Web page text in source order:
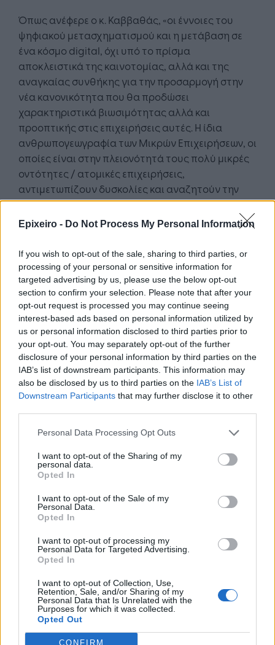
Epixeiro - Do Not Process My Personal Information
If you wish to opt-out of the sale, sharing to third parties, or
processing of your personal or sensitive information for
targeted advertising by us, please use the below opt-out
section to confirm your selection. Please note that after your
opt-out request is processed you may continue seeing
interest-based ads based on personal information utilized by
us or personal information disclosed to third parties prior to
your opt-out. You may separately opt-out of the further
disclosure of your personal information by third parties on the
IAB’s list of downstream participants. This information may
also be disclosed by us to third parties on the IAB’s List of
Downstream Participants that may further disclose it to other
Personal Data Processing Opt Outs
I want to opt-out of the Sharing of my
personal data.
Opted In
I want to opt-out of the Sale of my
Personal Data.
Opted In
I want to opt-out of processing my
Personal Data for Targeted Advertising.
Opted In
I want to opt-out of Collection, Use,
Retention, Sale, and/or Sharing of my
Personal Data that Is Unrelated with the
Purposes for which it was collected.
Opted Out
CONFIRM
Όπως ανέφερε ο κ. Καββαθάς, «οι έννοιες του
ψηφιακού μετασχηματισμού και η μετάβαση σε
ένα κόσμο digital, όχι υπό το πρίσμα
αποκλειστικά της καινοτομίας, αλλά και της
αναγκαίας συνθήκης για την προσαρμογή στην
νέα κανονικότητα που θα προδώσει
χαρακτηριστικά βιωσιμότητας αλλά και
προοπτικής στις επιχειρήσεις αυτές. Η ίδια
ανθρωπογεωγραφία των Μικρών Επιχειρήσεων, οι
οποίες είναι στην πλειονότητά τους πολύ μικρές
οντότητες / ατομικές επιχειρήσεις,
αντιμετωπίζουν δυσκολίες και αναζητούν την
μεγέθυνσή τους μέσω Ιδίας ανάπτυξης ή
συγχωνεύσεων προκειμένου να αποκτήσουν
σημαντικά την εξωστρέφεια τους».
Ο κ. Καββαθάς ανέφερε ότι «για να ενισχυθεί η
πρόσβαση των επιχειρήσεων στο δανεισμό,
σχεδιάσαμε και θα παρέχουμε εργαλεία που θα
αποτελούν για την επιχείρηση έναν οδηγό
αντίληψης πιστοληπτικής ικανότητας σε σχέση
με τα οικονομικά στοιχεία της αλλά και του
επενδυτικού σχεδίου και την ικανότητα
αποπληρωμής του. Για αυτή την προσπάθεια θα
υπογράψουμε και ένα μνημόνιο συνεργασίας
(ΜoU) με την Τράπεζα Πειραιώς με απώτερος
στόχος να ενισχύσουμε σημαντικά την
Νόμου, προς όφελος της πραγματικής οικονομίας
της χώρας και της ραχοκοκκαλιάς της ελληνικής
οικονομίας, δηλαδή των μικρομεσαίων
επιχειρήσεων».
Ο κ. Κουτεντάκης επισήμανε ότι η Τράπεζα
Πειραιώς προκειμένου να υποστηρίξει τα
επενδυτικά σχέδια των πελατών που θα
ενταχθούν στον Αναπτυξιακό Νόμο, έχει
δημιουργήσει ένα portal, το «360 Funding», μέσω
του οποίου ο πελάτης μπορεί να ενημερωθεί για
τα προγράμματα στα οποία μπορεί να ενταχθεί